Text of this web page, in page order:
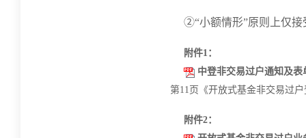
②“小额情形”原则上仅接
附件1：
中登非交易过户通知及表
第11页《开放式基金非交易过
附件2：